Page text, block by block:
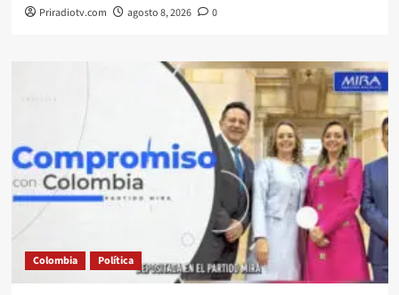
Priradiotv.com agosto 8, 2026 0
Colombia Política